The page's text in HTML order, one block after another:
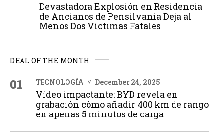
Devastadora Explosión en Residencia
de Ancianos de Pensilvania Deja al
Menos Dos Víctimas Fatales
DEAL OF THE MONTH
01 TECNOLOGÍA December 24, 2025
Vídeo impactante: BYD revela en
grabación cómo añadir 400 km de rango
en apenas 5 minutos de carga